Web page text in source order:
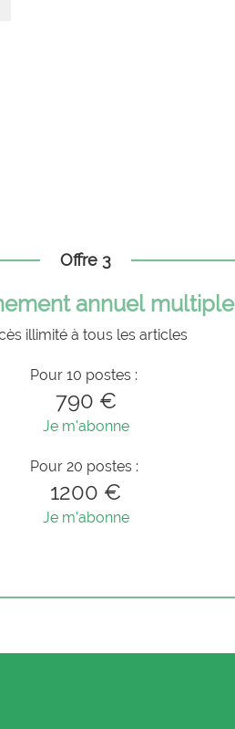
Offre 3
annuel multiple
illimité à tous les articles
Pour 10 postes :
790 €
Je m'abonne
Pour 20 postes :
1200 €
Je m'abonne